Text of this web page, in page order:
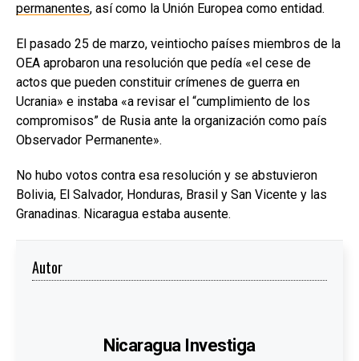
permanentes, así como la Unión Europea como entidad.
El pasado 25 de marzo, veintiocho países miembros de la
OEA aprobaron una resolución que pedía «el cese de
actos que pueden constituir crímenes de guerra en
Ucrania» e instaba «a revisar el “cumplimiento de los
compromisos” de Rusia ante la organización como país
Observador Permanente».
No hubo votos contra esa resolución y se abstuvieron
Bolivia, El Salvador, Honduras, Brasil y San Vicente y las
Granadinas. Nicaragua estaba ausente.
Autor
Nicaragua Investiga